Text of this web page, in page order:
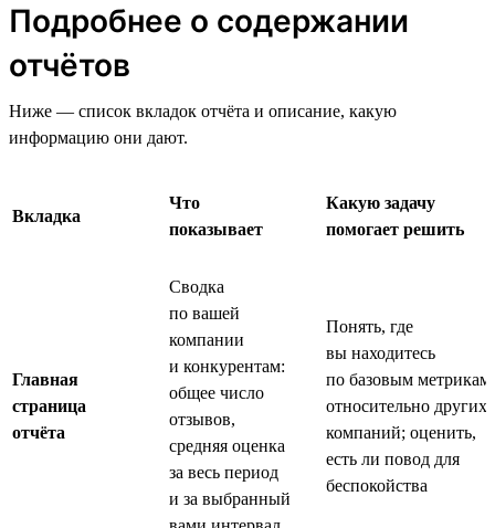
Подробнее о содержании
отчётов
Ниже — список вкладок отчёта и описание, какую
информацию они дают.
Вкладка
Что
показывает
Какую задачу
помогает решить
Главная
страница
отчёта
Сводка
по вашей
компании
и конкурентам:
общее число
отзывов,
средняя оценка
за весь период
и за выбранный
Понять, где
вы находитесь
по базовым метрикам
относительно других
компаний; оценить,
есть ли повод для
беспокойства